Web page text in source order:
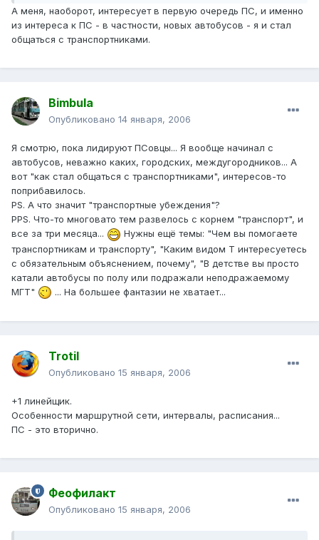
А меня, наоборот, интересует в первую очередь ПС, и именно
из интереса к ПС - в частности, новых автобусов - я и стал
общаться с транспортниками.
Bimbula
Опубликовано 14 января, 2006
Я смотрю, пока лидируют ПСовцы... Я вообще начинал с
автобусов, неважно каких, городских, междугородников... А
вот "как стал общаться с транспортниками", интересов-то
поприбавилось.
PS. А что значит "транспортные убеждения"?
PPS. Что-то многовато тем развелось с корнем "транспорт", и
все за три месяца...
Нужны ещё темы: "Чем вы помогаете
транспортникам и транспорту", "Каким видом Т интересуетесь
с обязательным объяснением, почему", "В детстве вы просто
катали автобусы по полу или подражали неподражаемому
МГТ"
... На большее фантазии не хватает...
Trotil
Опубликовано 15 января, 2006
+1 линейщик.
Особенности маршрутной сети, интервалы, расписания...
ПС - это вторично.
Феофилакт
Опубликовано 15 января, 2006